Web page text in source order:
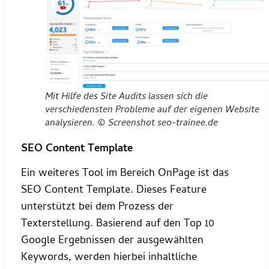
Mit Hilfe des Site Audits lassen sich die
verschiedensten Probleme auf der eigenen Website
analysieren. © Screenshot seo-trainee.de
SEO Content Template
Ein weiteres Tool im Bereich OnPage ist das
SEO Content Template. Dieses Feature
unterstützt bei dem Prozess der
Texterstellung. Basierend auf den Top 10
Google Ergebnissen der ausgewählten
Keywords, werden hierbei inhaltliche